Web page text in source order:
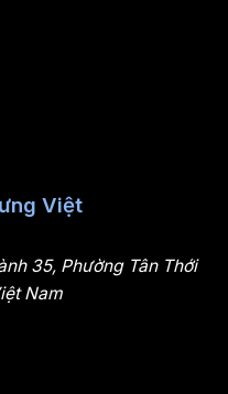
Việt
35, Phường Tân Thới
Nam